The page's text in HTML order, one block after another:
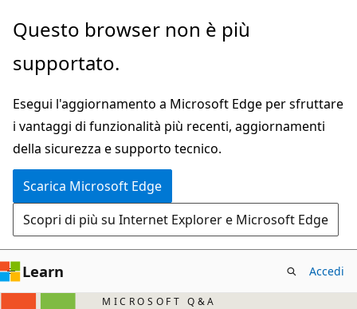
Ignora
passa
contenuto
principale
Questo browser non è più
supportato.
Esegui l'aggiornamento a Microsoft Edge per sfruttare
i vantaggi di funzionalità più recenti, aggiornamenti
della sicurezza e supporto tecnico.
Scarica Microsoft Edge
Scopri di più su Internet Explorer e Microsoft Edge
Learn Accedi
MICROSOFT Q&A